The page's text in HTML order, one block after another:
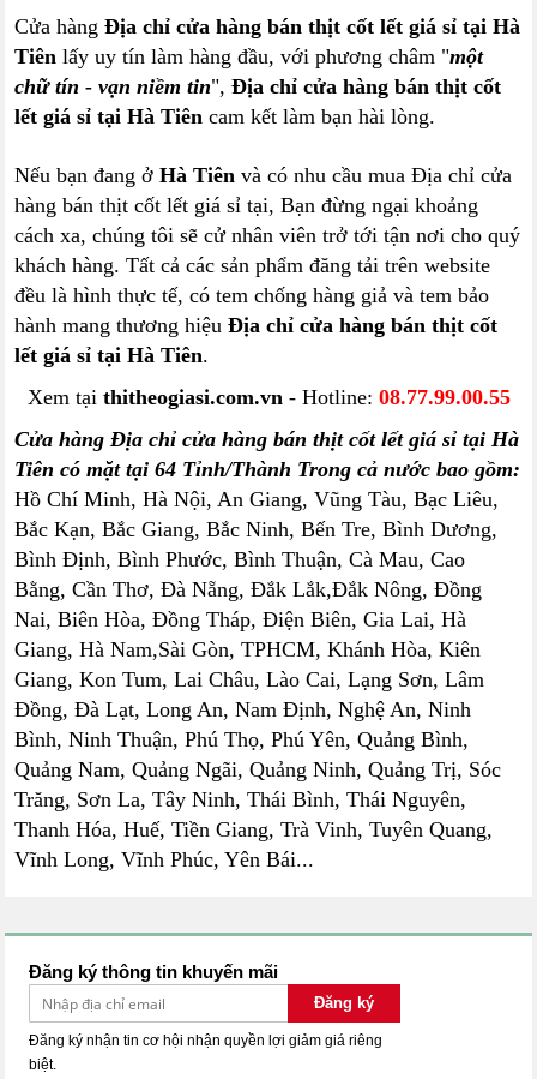
Cửa hàngĐịa chỉ cửa hàng bán thịt cốt lết giá sỉ tại Hà
Tiên lấy uy tín làm hàng đầu, với phương châm "một
chữ tín - vạn niềm tin",Địa chỉ cửa hàng bán thịt cốt
lết giá sỉ tại Hà Tiên cam kết làm bạn hài lòng.
Nếu bạn đang ởHà Tiên và có nhu cầu mua Địa chỉ cửa
hàng bán thịt cốt lết giá sỉ tại, Bạn đừng ngại khoảng
cách xa, chúng tôi sẽ cử nhân viên trở tới tận nơi cho quý
khách hàng. Tất cả các sản phẩm đăng tải trên website
đều là hình thực tế, có tem chống hàng giả và tem bảo
hành mang thương hiệuĐịa chỉ cửa hàng bán thịt cốt
lết giá sỉ tại Hà Tiên.
Xem tại thitheogiasi.com.vn- Hotline: 08.77.99.00.55
Cửa hàng Địa chỉ cửa hàng bán thịt cốt lết giá sỉ tại Hà
Tiên có mặt tại 64 Tỉnh/Thành Trong cả nước bao gồm:
Hồ Chí Minh, Hà Nội, An Giang, Vũng Tàu, Bạc Liêu,
Bắc Kạn, Bắc Giang, Bắc Ninh, Bến Tre, Bình Dương,
Bình Định, Bình Phước, Bình Thuận, Cà Mau, Cao
Bằng, Cần Thơ, Đà Nẵng, Đắk Lắk,Đắk Nông, Đồng
Nai, Biên Hòa, Đồng Tháp, Điện Biên, Gia Lai, Hà
Giang, Hà Nam,Sài Gòn, TPHCM, Khánh Hòa, Kiên
Giang, Kon Tum, Lai Châu, Lào Cai, Lạng Sơn, Lâm
Đồng, Đà Lạt, Long An, Nam Định, Nghệ An, Ninh
Bình, Ninh Thuận, Phú Thọ, Phú Yên, Quảng Bình,
Quảng Nam, Quảng Ngãi, Quảng Ninh, Quảng Trị, Sóc
Trăng, Sơn La, Tây Ninh, Thái Bình, Thái Nguyên,
Thanh Hóa, Huế, Tiền Giang, Trà Vinh, Tuyên Quang,
Vĩnh Long, Vĩnh Phúc, Yên Bái...
Đăng ký thông tin khuyến mãi
Đăng ký
Đăng ký nhận tin cơ hội nhận quyền lợi giảm giá riêng
biệt.